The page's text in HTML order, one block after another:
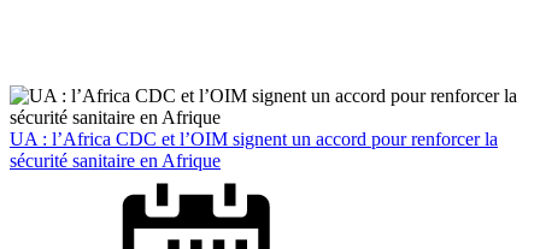
UA : l’Africa CDC et l’OIM signent un accord pour renforcer la
sécurité sanitaire en Afrique